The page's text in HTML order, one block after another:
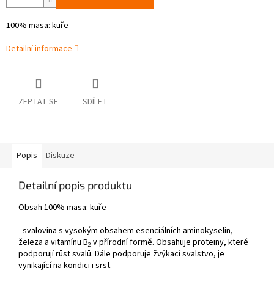
100% masa: kuře
Detailní informace
ZEPTAT SE SDÍLET
Popis Diskuze
Detailní popis produktu
Obsah 100% masa: kuře
- svalovina s vysokým obsahem esenciálních aminokyselin,
železa a vitamínu B2 v přírodní formě. Obsahuje proteiny, které
podporují růst svalů. Dále podporuje žvýkací svalstvo, je
vynikající na kondici i srst.